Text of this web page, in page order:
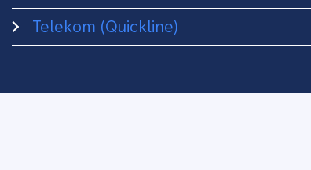
Telekom (Quickline)